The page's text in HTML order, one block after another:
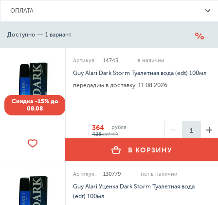
ОПЛАТА
Доступно — 1 вариант
Скидка -15% до
08.08
Артикул: 14743 в наличии
Guy Alari Dark Storm Туалетная вода (edt) 100мл
передадим в доставку: 11.08.2026
364
рубля
428рублей
В КОРЗИНУ
Артикул: 130779 нет в наличии
Guy Alari Уценка Dark Storm Туалетная вода
(edt) 100мл